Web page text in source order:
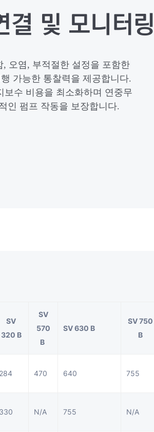
및 모니터링
, 오염, 부적절한 설정을 포함한
가능한 통찰력을 제공합니다.
보수 비용을 최소화하며 연중무
인 펌프 작동을 보장합니다.
SV
320 B
SV
570
B
SV 630 B
SV 750
B
284 470 640 755
330 N/A 755 N/A